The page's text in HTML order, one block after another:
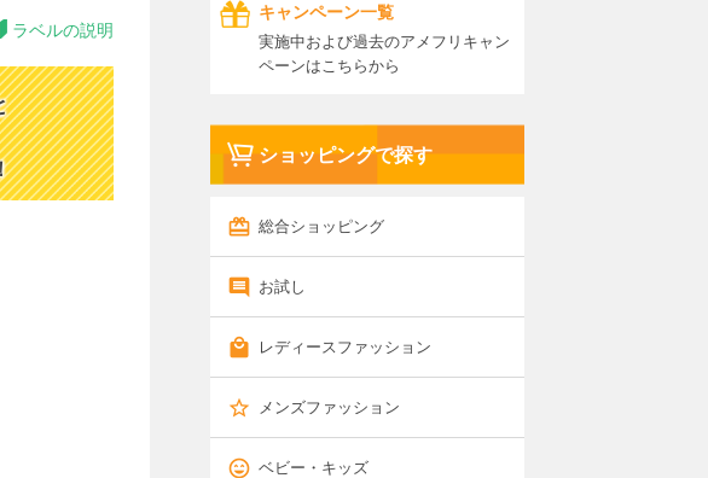
ラベルの説明
キャンペーン一覧
実施中および過去のアメフリキャン
ペーンはこちらから
ショッピングで探す
総合ショッピング
お試し
レディースファッション
メンズファッション
ベビー・キッズ